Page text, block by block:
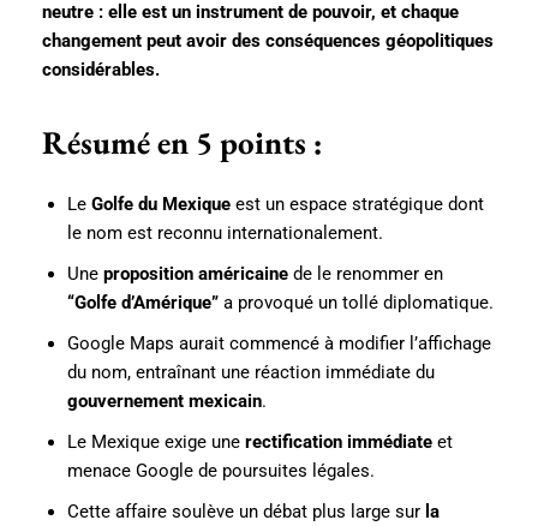
neutre : elle est un instrument de pouvoir, et chaque
changement peut avoir des conséquences géopolitiques
considérables.
Résumé en 5 points :
Le Golfe du Mexique est un espace stratégique dont
le nom est reconnu internationalement.
Une proposition américaine de le renommer en
“Golfe d’Amérique” a provoqué un tollé diplomatique.
Google Maps aurait commencé à modifier l’affichage
du nom, entraînant une réaction immédiate du
gouvernement mexicain.
Le Mexique exige une rectification immédiate et
menace Google de poursuites légales.
Cette affaire soulève un débat plus large sur la